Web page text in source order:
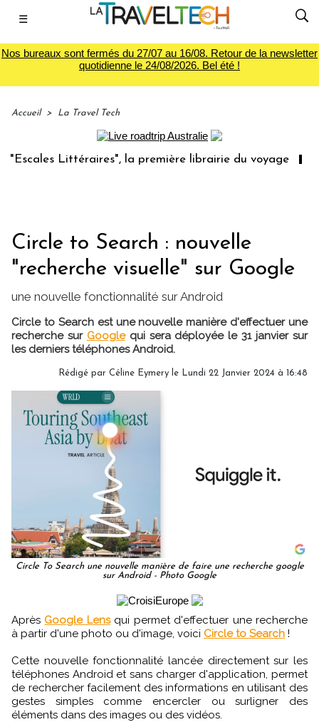
☰
Nos bureaux sont fermés du 27/07 au 16/08. Retour de la newsletter
quotidienne le 24/08/2026. Bel été !
Accueil > La Travel Tech
Littéraires", la première librairie du voyage Le
Circle to Search : nouvelle
"recherche visuelle" sur Google
une nouvelle fonctionnalité sur Android
Circle to Search est une nouvelle manière d'effectuer une
recherche sur Googlequi sera déployée le 31 janvier sur
les derniers téléphones Android.
Rédigé par Céline Eymery le Lundi 22 Janvier 2024 à 16:48
Circle To Search une nouvelle manière de faire une recherche google
sur Android - Photo Google
Après Google Lensqui permet d'effectuer une recherche
à partir d'une photo ou d'image, voici Circle to Search !
Cette nouvelle fonctionnalité lancée directement sur les
téléphones Android et sans charger d'application, permet
de rechercher facilement des informations en utilisant des
gestes simples comme encercler ou surligner des
éléments dans des images ou des vidéos.